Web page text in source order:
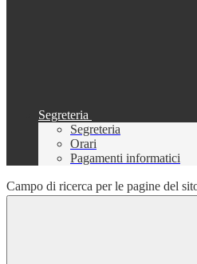
Segreteria
Segreteria
Orari
Pagamenti informatici
Campo di ricerca per le pagine del